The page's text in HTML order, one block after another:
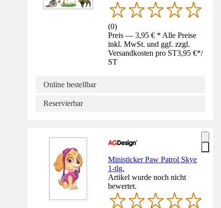
(0)
Preis — 3,95 € * Alle Preise
inkl. MwSt. und ggf. zzgl.
Versandkosten pro ST3,95 €*/
ST
Online bestellbar
Reservierbar
Ministicker Paw Patrol Skye
1-tlg.
Artikel wurde noch nicht
bewertet.